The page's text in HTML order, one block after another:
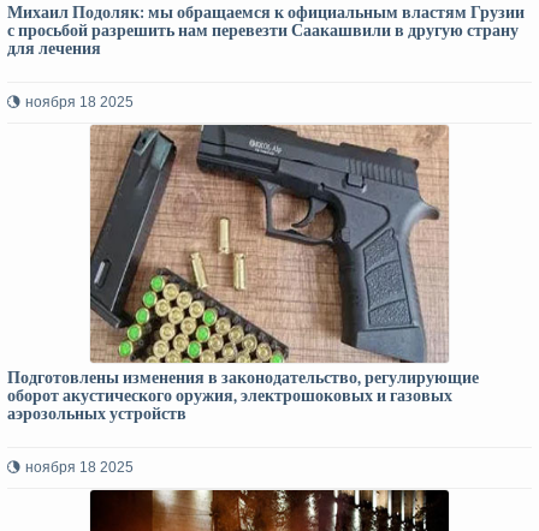
Михаил Подоляк: мы обращаемся к официальным властям Грузии
с просьбой разрешить нам перевезти Саакашвили в другую страну
для лечения
ноября 18 2025
Подготовлены изменения в законодательство, регулирующие
оборот акустического оружия, электрошоковых и газовых
аэрозольных устройств
ноября 18 2025